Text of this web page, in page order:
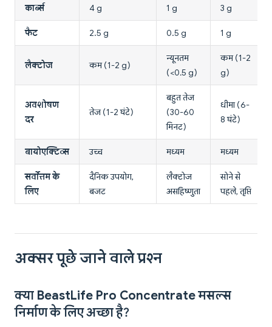
कार्ब्स 4 g 1 g 3 g
फैट 2.5 g 0.5 g 1 g
लैक्टोज कम (1-2 g)
न्यूनतम
(<0.5 g)
कम (1-2
g)
अवशोषण
दर
तेज (1-2 घंटे)
बहुत तेज
(30-60
मिनट)
धीमा (6-
8 घंटे)
बायोएक्टिव्स उच्च मध्यम मध्यम
सर्वोत्तम के
लिए
दैनिक उपयोग,
बजट
लैक्टोज
असहिष्णुता
सोने से
पहले, तृप्ति
अक्सर पूछे जाने वाले प्रश्न
क्या BeastLife Pro Concentrate मसल्स
निर्माण के लिए अच्छा है?